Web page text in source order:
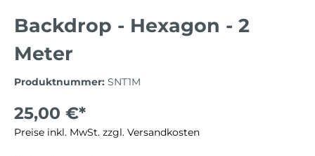
Backdrop - Hexagon - 2
Meter
Produktnummer: SNT1M
25,00 €*
Preise inkl. MwSt. zzgl. Versandkosten